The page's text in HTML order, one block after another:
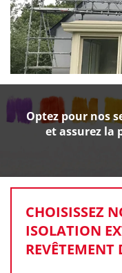
Optez pour nos
et assurez la
CHOISISSEZ
ISOLATION
REVÊTEMENT